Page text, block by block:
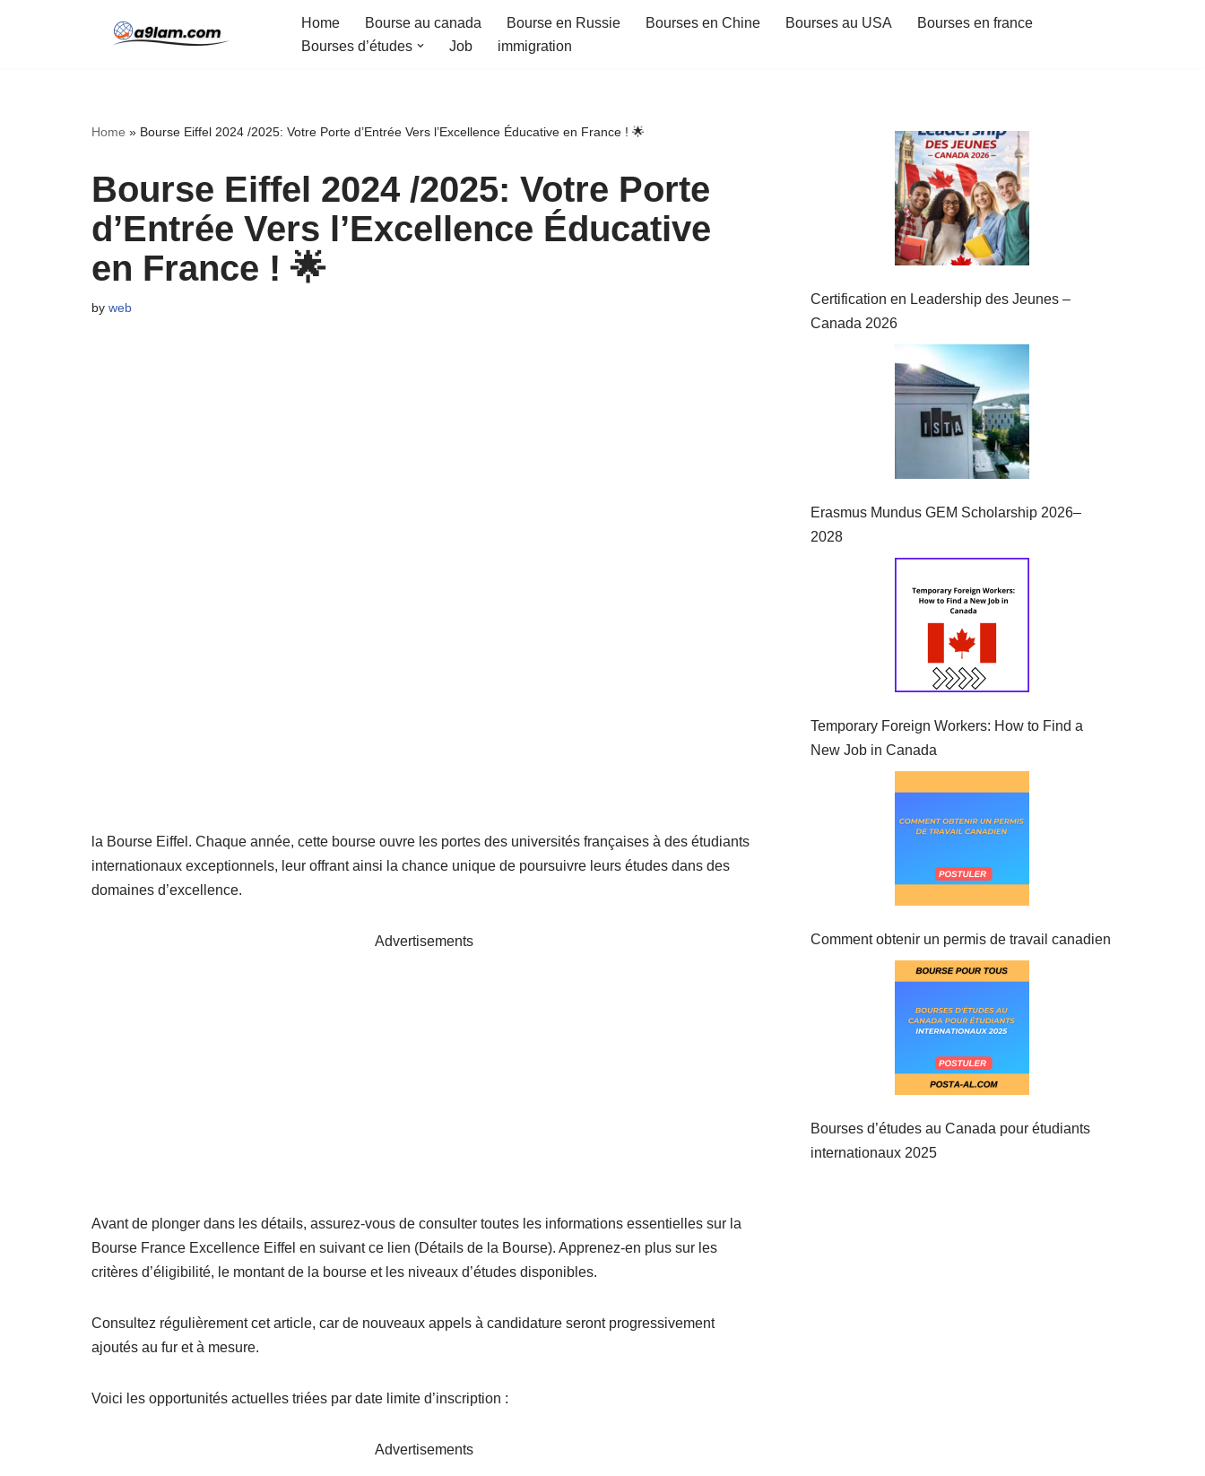
Home Bourse au canada Bourse en Russie Bourses en Chine Bourses au USA
Bourses en france
Bourses d’études
Job immigration
Home » Bourse Eiffel 2024 /2025: Votre Porte d’Entrée Vers l’Excellence Éducative en France ! 🌟
Bourse Eiffel 2024 /2025: Votre Porte
d’Entrée Vers l’Excellence Éducative
en France ! 🌟
by web
la Bourse Eiffel. Chaque année, cette bourse ouvre les portes des universités françaises à des étudiants
internationaux exceptionnels, leur offrant ainsi la chance unique de poursuivre leurs études dans des
domaines d’excellence.
Advertisements
Avant de plonger dans les détails, assurez-vous de consulter toutes les informations essentielles sur la
Bourse France Excellence Eiffel en suivant ce lien (Détails de la Bourse). Apprenez-en plus sur les
critères d’éligibilité, le montant de la bourse et les niveaux d’études disponibles.
Consultez régulièrement cet article, car de nouveaux appels à candidature seront progressivement
ajoutés au fur et à mesure.
Voici les opportunités actuelles triées par date limite d’inscription :
Advertisements
Certification en Leadership des Jeunes –
Canada 2026
Erasmus Mundus GEM Scholarship 2026–
2028
Temporary Foreign Workers: How to Find a
New Job in Canada
Comment obtenir un permis de travail canadien
Bourses d’études au Canada pour étudiants
internationaux 2025